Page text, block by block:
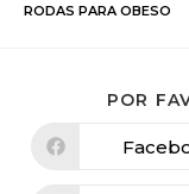
RODAS PARA OBESO
POR